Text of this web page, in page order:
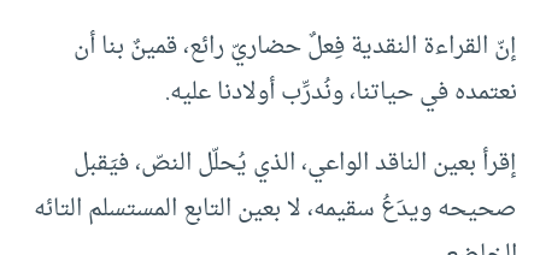
إنّ القراءة النقدية فِعلٌ حضاريّ رائع، قمينٌ بنا أن
نعتمده في حياتنا، ونُدرِّب أولادنا عليه.
إقرأ بعين الناقد الواعي، الذي يُحلّل النصّ، فيَقبل
صحيحه ويدَعُ سقيمه، لا بعين التابع المستسلم التائه